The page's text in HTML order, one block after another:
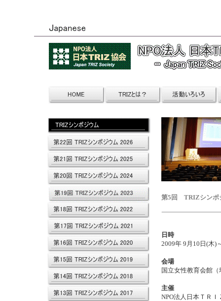
日時
2009年 9月10日(木
会場
国立女性教育会館
主催
NPO法人日本ＴＲＩ
第5回 TRIZシンポ